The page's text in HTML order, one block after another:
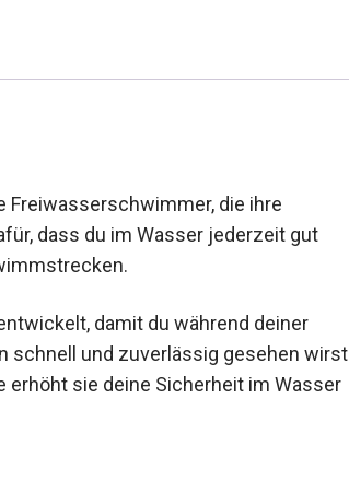
Freiwasserschwimmer, die ihre
dass du im Wasser jederzeit gut
damit du während deiner
schnell und zuverlässig gesehen
erhöht sie deine Sicherheit im